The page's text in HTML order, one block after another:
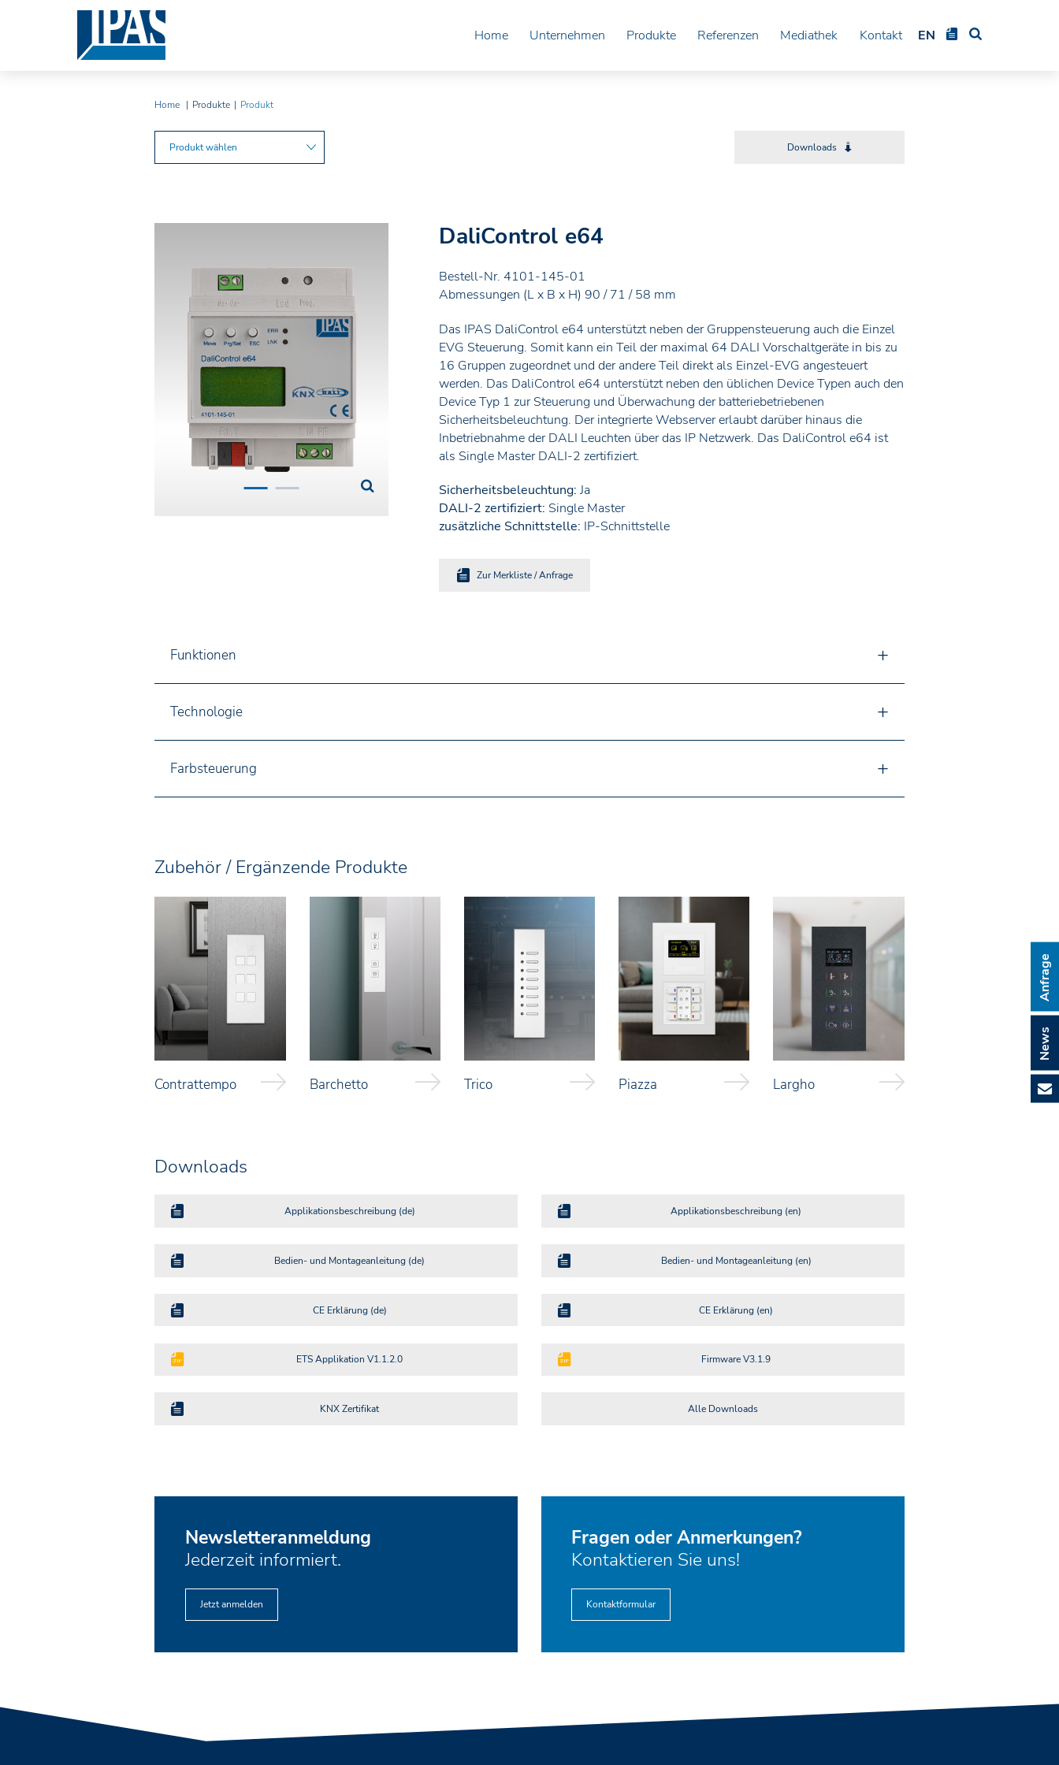
Home Unternehmen Produkte Referenzen Mediathek Kontakt EN
Home Produkte Produkt
Produkt wählen Downloads
DaliControl e64
Bestell-Nr. 4101-145-01
Abmessungen (L x B x H) 90 / 71 / 58 mm
Das IPAS DaliControl e64 unterstützt neben der Gruppensteuerung auch die Einzel
EVG Steuerung. Somit kann ein Teil der maximal 64 DALI Vorschaltgeräte in bis zu
16 Gruppen zugeordnet und der andere Teil direkt als Einzel-EVG angesteuert
werden. Das DaliControl e64 unterstützt neben den üblichen Device Typen auch den
Device Typ 1 zur Steuerung und Überwachung der batteriebetriebenen
Sicherheitsbeleuchtung. Der integrierte Webserver erlaubt darüber hinaus die
Inbetriebnahme der DALI Leuchten über das IP Netzwerk. Das DaliControl e64 ist
als Single Master DALI-2 zertifiziert.
Sicherheitsbeleuchtung:Ja
DALI-2 zertifiziert: Single Master
zusätzliche Schnittstelle: IP-Schnittstelle
Zur Merkliste / Anfrage
Funktionen
Technologie
Farbsteuerung
Zubehör / Ergänzende Produkte
Contrattempo Barchetto Trico Piazza Largho
Downloads
Applikationsbeschreibung (de) Applikationsbeschreibung (en)
Bedien- und Montageanleitung (de) Bedien- und Montageanleitung (en)
CE Erklärung (de) CE Erklärung (en)
ETS Applikation V1.1.2.0 Firmware V3.1.9
KNX Zertifikat Alle Downloads
Newsletteranmeldung
Jederzeit informiert.
Jetzt anmelden
Fragen oder Anmerkungen?
Kontaktieren Sie uns!
Kontaktformular
Anfrage
News